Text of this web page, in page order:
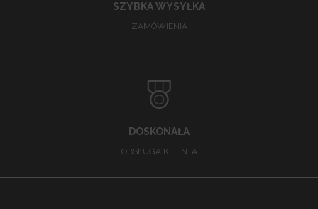
SZYBKA WYSYŁKA
ZAMÓWIENIA
DOSKONAŁA
OBSŁUGA KLIENTA